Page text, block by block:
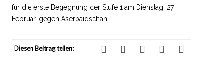
für die erste Begegnung der Stufe 1 am Dienstag, 27.
Februar, gegen Aserbaidschan.
Diesen Beitrag teilen: